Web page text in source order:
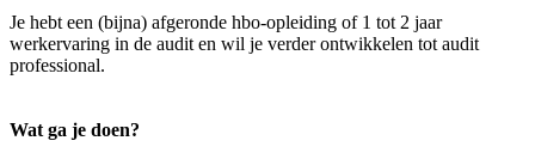
Je hebt een (bijna) afgeronde hbo-opleiding of 1 tot 2 jaar
werkervaring in de audit en wil je verder ontwikkelen tot audit
professional.
Wat ga je doen?